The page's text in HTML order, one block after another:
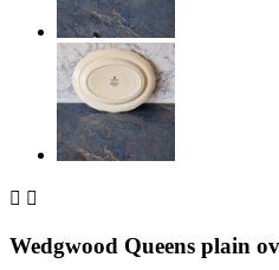
 
Wedgwood Queens plain